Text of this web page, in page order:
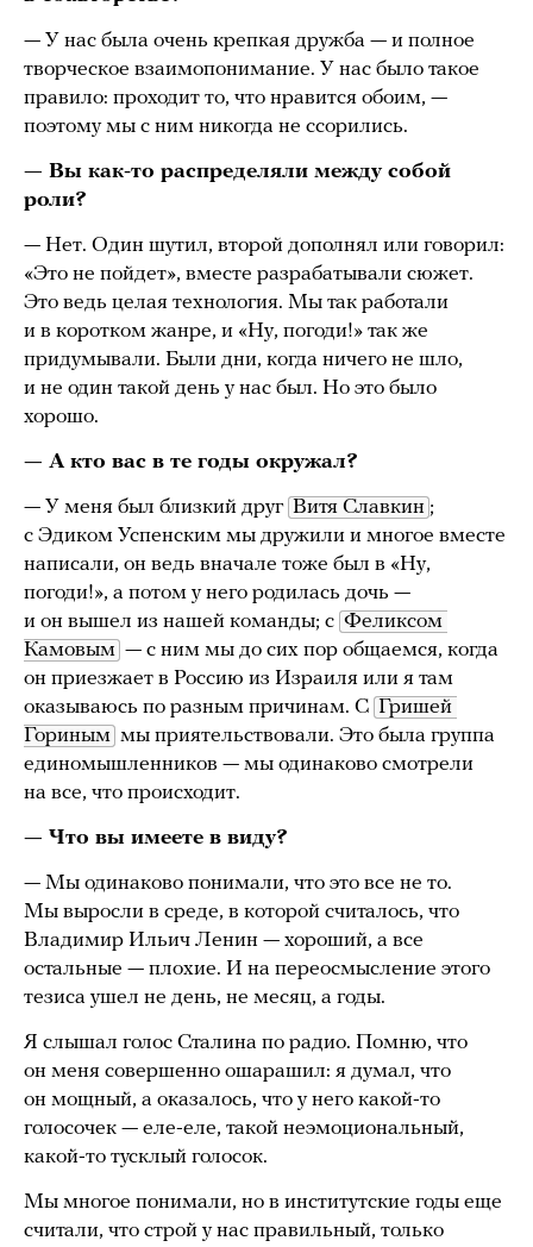
— У нас была очень крепкая дружба — и полное
творческое взаимопонимание. У нас было такое
правило: проходит то, что нравится обоим, —
поэтому мы с ним никогда не ссорились.
— Вы как-то распределяли между собой
роли?
— Нет. Один шутил, второй дополнял или говорил:
«Это не пойдет», вместе разрабатывали сюжет.
Это ведь целая технология. Мы так работали
и в коротком жанре, и «Ну, погоди!» так же
придумывали. Были дни, когда ничего не шло,
и не один такой день у нас был. Но это было
хорошо.
— А кто вас в те годы окружал?
— У меня был близкий друг Витя Славкин ;
с Эдиком Успенским мы дружили и многое вместе
написали, он ведь вначале тоже был в «Ну,
погоди!», а потом у него родилась дочь —
и он вышел из нашей команды; с Феликсом
Камовым — с ним мы до сих пор общаемся, когда
он приезжает в Россию из Израиля или я там
оказываюсь по разным причинам. С Гришей
Гориным мы приятельствовали. Это была группа
единомышленников — мы одинаково смотрели
на все, что происходит.
— Что вы имеете в виду?
— Мы одинаково понимали, что это все не то.
Мы выросли в среде, в которой считалось, что
Владимир Ильич Ленин — хороший, а все
остальные — плохие. И на переосмысление этого
тезиса ушел не день, не месяц, а годы.
Я слышал голос Сталина по радио. Помню, что
он меня совершенно ошарашил: я думал, что
он мощный, а оказалось, что у него какой-то
голосочек — еле-еле, такой неэмоциональный,
какой-то тусклый голосок.
Мы многое понимали, но в институтские годы еще
считали, что строй у нас правильный, только